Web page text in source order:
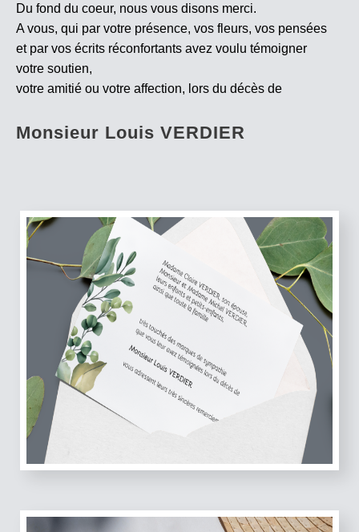
Du fond du coeur, nous vous disons merci.
A vous, qui par votre présence, vos fleurs, vos pensées
et par vos écrits réconfortants avez voulu témoigner
votre soutien,
votre amitié ou votre affection, lors du décès de
Monsieur Louis VERDIER